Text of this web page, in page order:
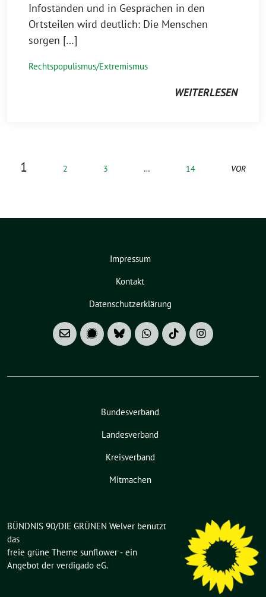
Infoständen und in Gesprächen in den
Ortsteilen wird deutlich: Die Menschen
sorgen […]
Rechtspopulismus/Extremismus
WEITERLESEN
1 2 3 … 14 VOR
Impressum
Kontakt
Datenschutzerklärung
Bundesverband
Landesverband
Kreisverband
Mitmachen
BÜNDNIS 90/DIE GRÜNEN Welver benutzt
das
freie grüne Theme sunflower ‐ ein
Angebot der verdigado eG.